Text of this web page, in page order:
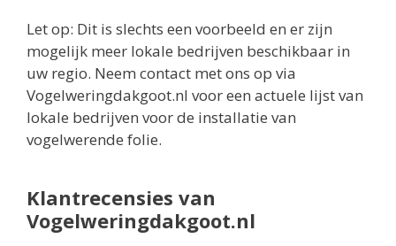
Let op: Dit is slechts een voorbeeld en er zijn
mogelijk meer lokale bedrijven beschikbaar in
uw regio. Neem contact met ons op via
Vogelweringdakgoot.nl voor een actuele lijst van
lokale bedrijven voor de installatie van
vogelwerende folie.
Klantrecensies van
Vogelweringdakgoot.nl